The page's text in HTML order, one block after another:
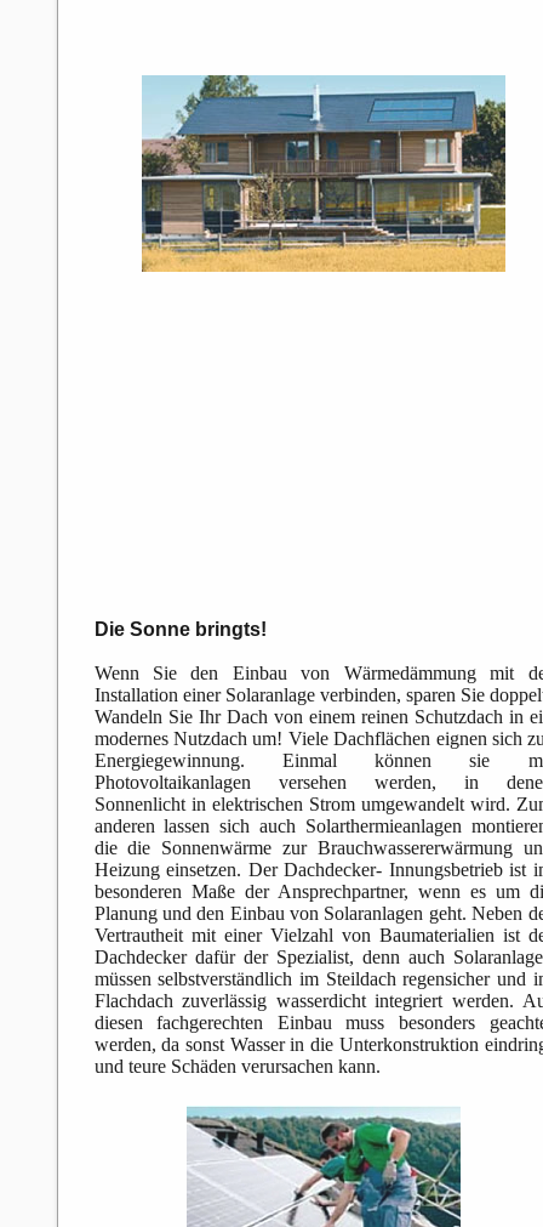
Die Sonne bringts!
Wenn Sie den Einbau von Wärmedämmung mit
Installation einer Solaranlage verbinden, sparen Sie
Wandeln Sie Ihr Dach von einem reinen Schutzdach in
modernes Nutzdach um! Viele Dachflächen eignen sich
Energiegewinnung. Einmal können sie
Photovoltaikanlagen versehen werden, in
Sonnenlicht in elektrischen Strom umgewandelt wird.
anderen lassen sich auch Solarthermieanlagen
die die Sonnenwärme zur Brauchwassererwärmung
Heizung einsetzen. Der Dachdecker- Innungsbetrieb ist
besonderen Maße der Ansprechpartner, wenn es um
Planung und den Einbau von Solaranlagen geht. Neben
Vertrautheit mit einer Vielzahl von Baumaterialien ist
Dachdecker dafür der Spezialist, denn auch
müssen selbstverständlich im Steildach regensicher und
Flachdach zuverlässig wasserdicht integriert werden.
diesen fachgerechten Einbau muss besonders
werden, da sonst Wasser in die Unterkonstruktion
und teure Schäden verursachen kann.